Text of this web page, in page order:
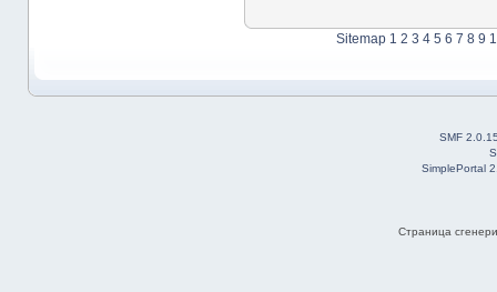
Sitemap 1 2 3 4 5 6 7 8 9
SMF
SimplePortal
Страница